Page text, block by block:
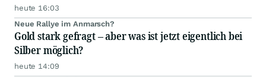
heute 16:03
Neue Rallye im Anmarsch?
Gold stark gefragt – aber was ist jetzt eigentlich bei
Silber möglich?
heute 14:09